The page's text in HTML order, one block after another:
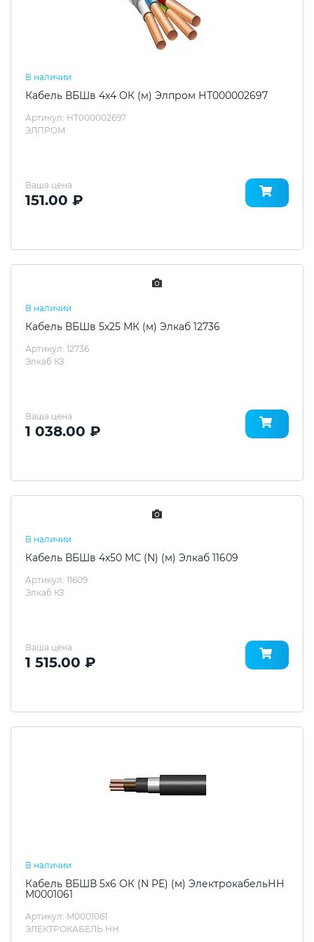
В наличии
Кабель ВБШв 4х4 ОК (м) Элпром НТ000002697
Артикул: НТ000002697
ЭЛПРОМ
Ваша цена
151.00 ₽
В наличии
Кабель ВБШв 5х25 МК (м) Элкаб 12736
Артикул: 12736
Элкаб КЗ
Ваша цена
1 038.00 ₽
В наличии
Кабель ВБШв 4х50 МС (N) (м) Элкаб 11609
Артикул: 11609
Элкаб КЗ
Ваша цена
1 515.00 ₽
В наличии
Кабель ВБШВ 5х6 ОК (N PE) (м) ЭлектрокабельНН
M0001061
Артикул: M0001061
ЭЛЕКТРОКАБЕЛЬ НН